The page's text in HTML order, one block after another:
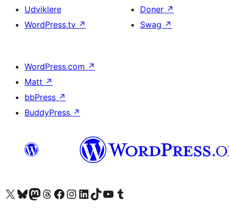
Udviklere
WordPress.tv ↗
Doner ↗
Swag ↗
WordPress.com ↗
Matt ↗
bbPress ↗
BuddyPress ↗
Besøg vores X (tidligere Twitter) konto
Besøg vores Bluesky-konto
Besøg vores Mastodon konto
Besøg vores Threads-konto
Besøg vores Facebook sideBesøg vores Instagram konto
Besøg vores LinkedIn konto
Besøg vores TikTok-konto
Besøg vores YouTube-kanalBesøg vores Tumblr-konto